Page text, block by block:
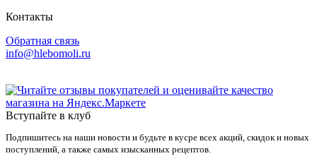
Контакты
Обратная связь
info@hlebomoli.ru
Вступайте в клуб
Подпишитесь на наши новости и будьте в кусре всех акций, скидок и новых
поступлений, а также самых изысканных рецептов.